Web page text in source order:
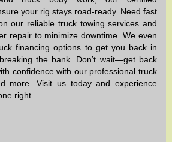
your rig stays road-ready. Need fast
our reliable truck towing services and
repairto minimize downtime. We even
financing options to get you back in
the bank. Don’t wait—get back
confidence with our professional truck
more. Visit us today and experience
right.